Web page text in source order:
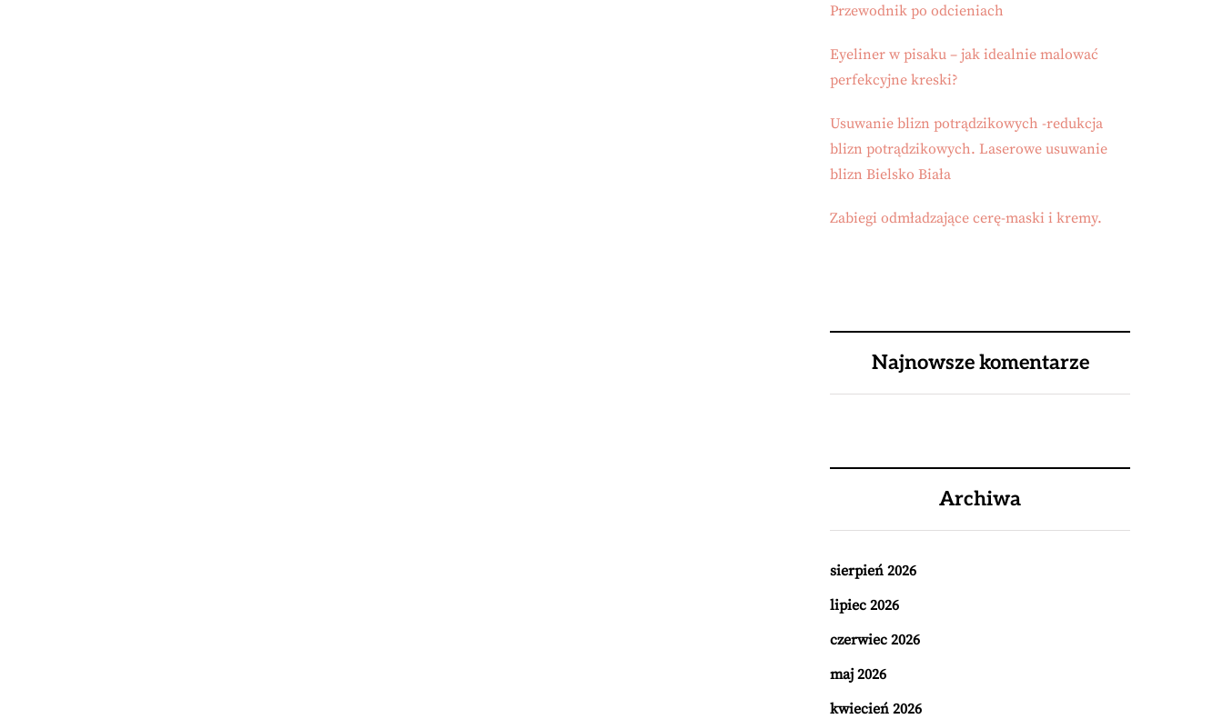
Przewodnik po odcieniach
Eyeliner w pisaku – jak idealnie malować
perfekcyjne kreski?
Usuwanie blizn potrądzikowych -redukcja
blizn potrądzikowych. Laserowe usuwanie
blizn Bielsko Biała
Zabiegi odmładzające cerę-maski i kremy.
Najnowsze komentarze
Archiwa
sierpień 2026
lipiec 2026
czerwiec 2026
maj 2026
kwiecień 2026